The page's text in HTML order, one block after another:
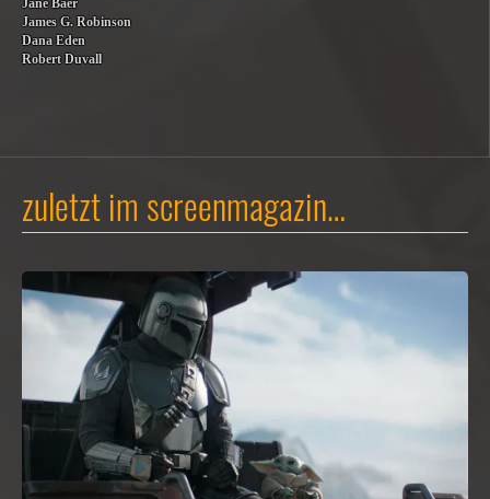
Jane Baer
James G. Robinson
Dana Eden
Robert Duvall
zuletzt im screenmagazin…